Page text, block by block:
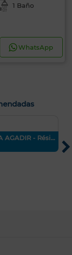
1 Baño
WhatsApp
AGADIR - Rési...